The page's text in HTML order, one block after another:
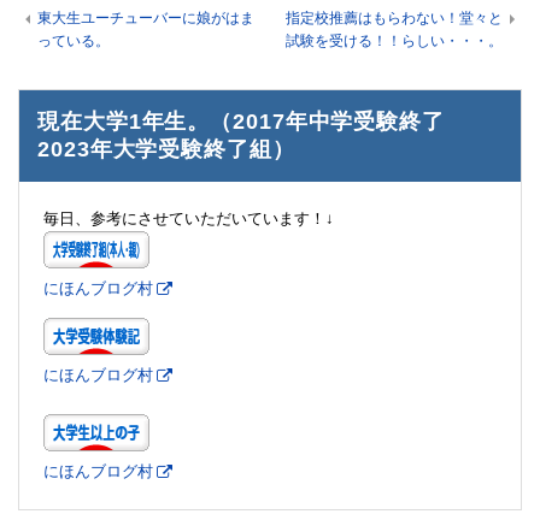
東大生ユーチューバーに娘がはま
っている。
指定校推薦はもらわない！堂々と
試験を受ける！！らしい・・・。
現在大学1年生。（2017年中学受験終了
2023年大学受験終了組）
毎日、参考にさせていただいています！↓
にほんブログ村
にほんブログ村
にほんブログ村